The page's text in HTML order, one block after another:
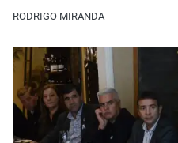
RODRIGO MIRANDA